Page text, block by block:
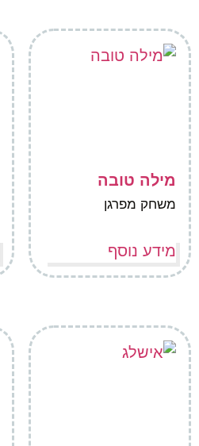
מילה טובה
משחק מפרגן
מידע נוסף